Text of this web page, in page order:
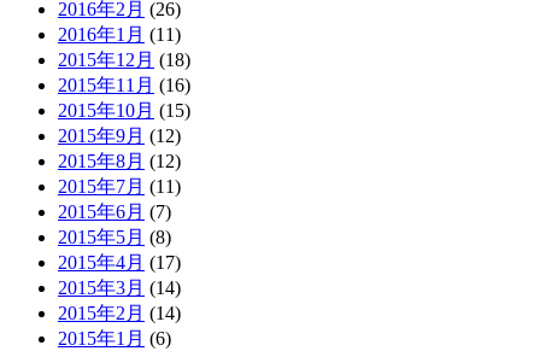
2016年2月 (26)
2016年1月 (11)
2015年12月 (18)
2015年11月 (16)
2015年10月 (15)
2015年9月 (12)
2015年8月 (12)
2015年7月 (11)
2015年6月 (7)
2015年5月 (8)
2015年4月 (17)
2015年3月 (14)
2015年2月 (14)
2015年1月 (6)